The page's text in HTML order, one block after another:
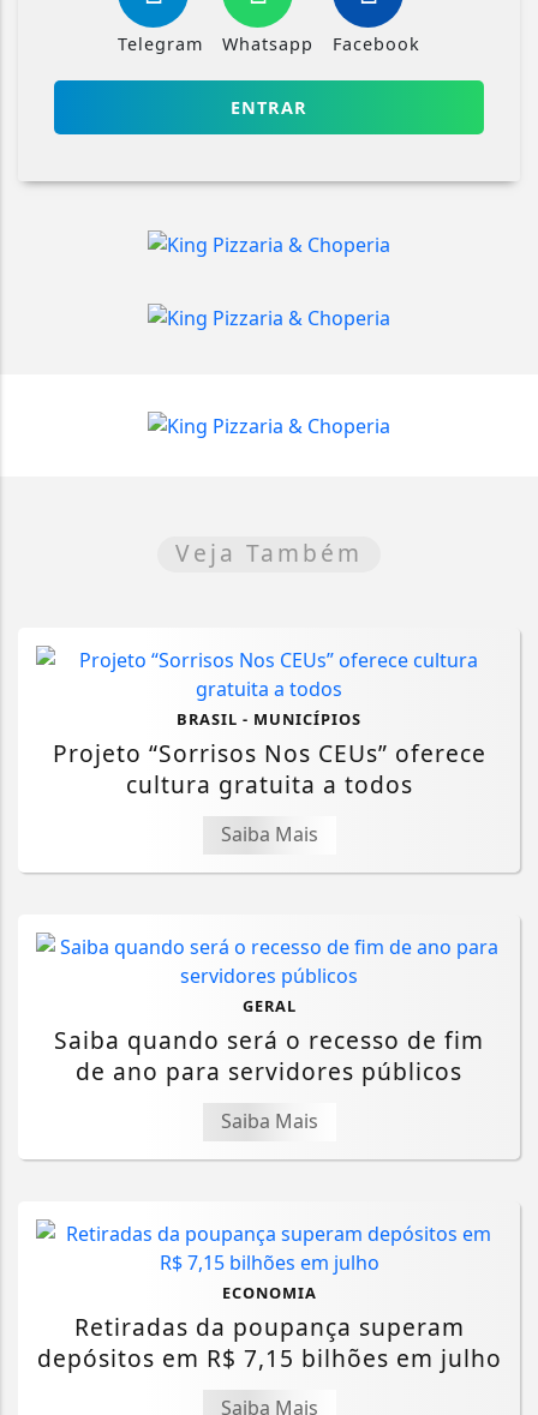
Telegram Whatsapp Facebook
ENTRAR
Veja Também
BRASIL - MUNICÍPIOS
Projeto “Sorrisos Nos CEUs” oferece
cultura gratuita a todos
Saiba Mais
GERAL
Saiba quando será o recesso de fim
de ano para servidores públicos
Saiba Mais
ECONOMIA
Retiradas da poupança superam
depósitos em R$ 7,15 bilhões em julho
Saiba Mais